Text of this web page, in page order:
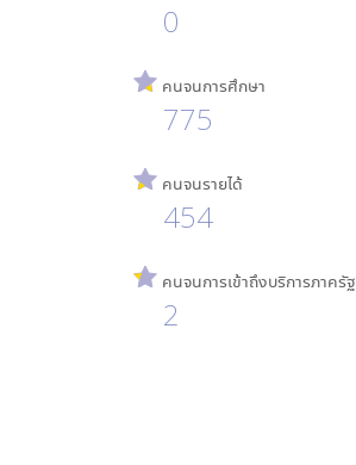
0
คนจนการศึกษา
775
คนจนรายได้
454
คนจนการเข้าถึงบริการภาครัฐ
2